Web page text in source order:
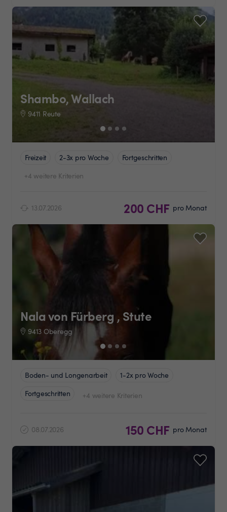
Shambo, Wallach
9411 Reute
Freizeit 2-3x pro Woche
Fortgeschritten
+4 weitere Kriterien
13.07.2026 200 CHF pro Monat
Nala von Fürberg , Stute
9413 Oberegg
Boden- und Longenarbeit
1-2x pro Woche
Fortgeschritten
+4 weitere Kriterien
08.07.2026 150 CHF pro Monat